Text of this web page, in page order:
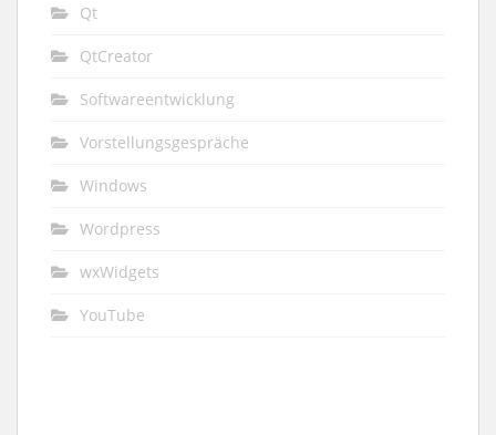
Qt
QtCreator
Softwareentwicklung
Vorstellungsgespräche
Windows
Wordpress
wxWidgets
YouTube